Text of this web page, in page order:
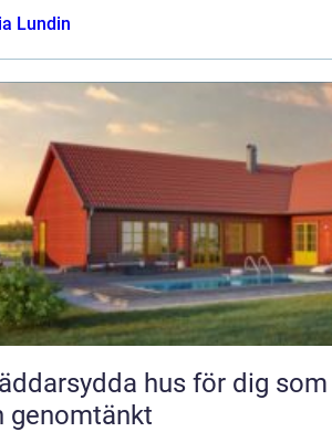
Lundin
hus för dig
genomtänkt